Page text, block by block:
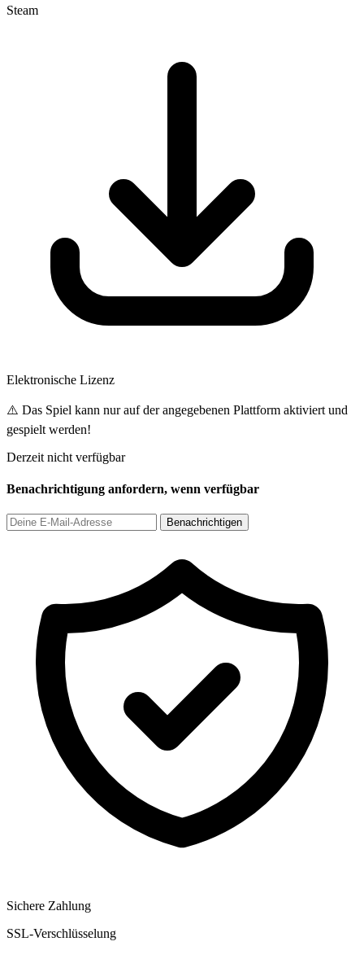
Steam
Elektronische Lizenz
⚠️ Das Spiel kann nur auf der angegebenen Plattform aktiviert und
gespielt werden!
Derzeit nicht verfügbar
Benachrichtigung anfordern, wenn verfügbar
Benachrichtigen
Sichere Zahlung
SSL-Verschlüsselung